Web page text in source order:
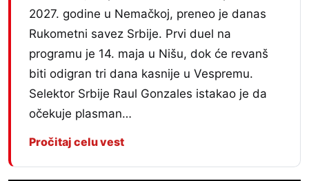
2027. godine u Nemačkoj, preneo je danas
Rukometni savez Srbije. Prvi duel na
programu je 14. maja u Nišu, dok će revanš
biti odigran tri dana kasnije u Vespremu.
Selektor Srbije Raul Gonzales istakao je da
očekuje plasman…
Pročitaj celu vest